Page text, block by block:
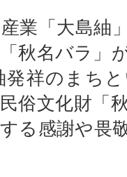
業「大島紬
秋名バラ」
発祥のまち
俗文化財「
る感謝や畏